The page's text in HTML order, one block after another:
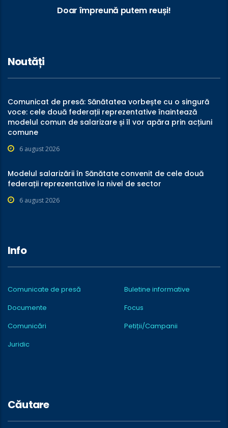
Doar împreună putem reuși!
Noutăți
Comunicat de presă: Sănătatea vorbește cu o singură
voce: cele două federații reprezentative înaintează
modelul comun de salarizare și îl vor apăra prin acțiuni
comune
6 august 2026
Modelul salarizării în Sănătate convenit de cele două
federații reprezentative la nivel de sector
6 august 2026
Info
Comunicate de presă
Buletine informative
Documente
Focus
Comunicări
Petiții/Campanii
Juridic
Căutare